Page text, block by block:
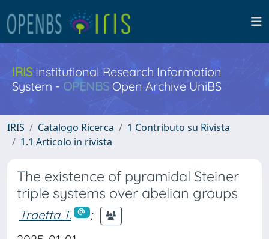
IRISInstitutional Research Information
System - OPENBS Open Archive UniBS
IRIS Catalogo Ricerca
1 Contributo su Rivista
1.1 Articolo in rivista
The existence of pyramidal Steiner
triple systems over abelian groups
Traetta T.
;